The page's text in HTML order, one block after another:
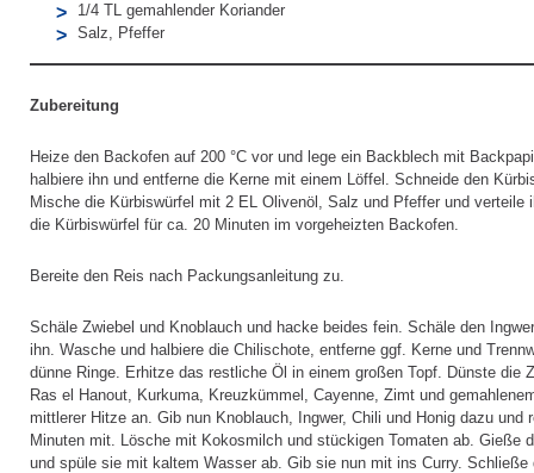
1/4 TL gemahlender Koriander
Salz, Pfeffer
Zubereitung
Heize den Backofen auf 200 °C vor und lege ein Backblech mit
halbiere ihn und entferne die Kerne mit einem Löffel. Schneide den
Mische die Kürbiswürfel mit 2 EL Olivenöl, Salz und Pfeffer und verteile
die Kürbiswürfel für ca. 20 Minuten im vorgeheizten Backofen.
Bereite den Reis nach Packungsanleitung zu.
Schäle Zwiebel und Knoblauch und hacke beides fein. Schäle den
ihn. Wasche und halbiere die Chilischote, entferne ggf. Kerne und
dünne Ringe. Erhitze das restliche Öl in einem großen Topf. Dünste die
Ras el Hanout, Kurkuma, Kreuzkümmel, Cayenne, Zimt und
mittlerer Hitze an. Gib nun Knoblauch, Ingwer, Chili und Honig dazu und
Minuten mit. Lösche mit Kokosmilch und stückigen Tomaten ab. Gieße
und spüle sie mit kaltem Wasser ab. Gib sie nun mit ins Curry.